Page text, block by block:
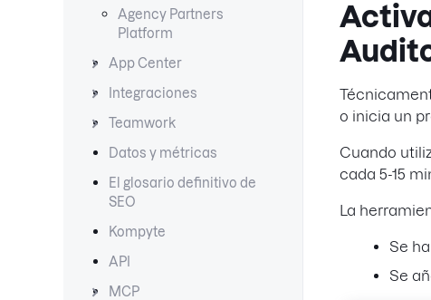
Agency Partners
Platform
App Center
Integraciones
Teamwork
Datos y métricas
El glosario definitivo de
SEO
Kompyte
API
MCP
o inicia un
Cuando
cada 5-15
La
Se
Se